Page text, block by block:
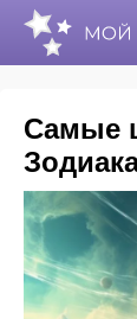
Самые